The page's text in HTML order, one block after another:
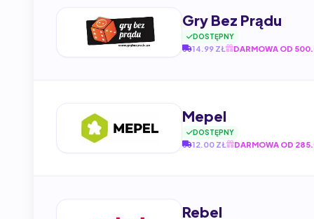
Gry Bez Prądu
DOSTĘPNY
14.99 ZŁ DARMOWA OD
Mepel
DOSTĘPNY
12.00 ZŁ DARMOWA OD
Rebel